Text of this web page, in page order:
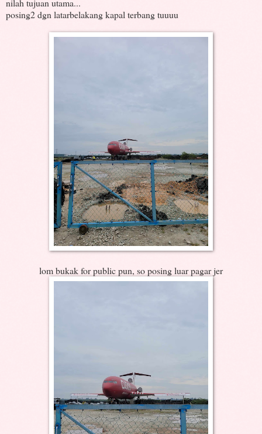
nilah tujuan utama...
posing2 dgn latarbelakang kapal terbang tuuuu
lom bukak for public pun, so posing luar pagar jer